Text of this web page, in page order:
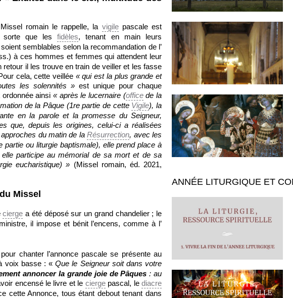
romain le rappelle, la vigilepascale est
sorte que lesfidèles, tenant en main leurs
semblables selon la recommandation de l’
à ces hommes et femmes qui attendent leur
retour il les trouve en train de veiller et les fasse
cela, cette veillée « qui est la plus grande et
les solennités » est unique pour chaque
ainsi « après le lucernaire (officede la
de la Pâque (1repartie de cette Vigile), la
en la parole et la promesse du Seigneur,
que, depuis les origines, celui-ci a réalisées
du matin de laRésurrection, avec les
partie ou liturgie baptismale), elle prend place à
participe au mémorial de sa mort et de sa
eucharistique) » (Missel romain, éd. 2021,
Missel
cierge a été déposé sur un grand chandelier ; le
il impose et bénit l’encens, comme à l’
chanter l’annonce pascale se présente au
voix basse : «Que le Seigneur soit dans votre
annoncer la grande joie de Pâques : au
encensé le livre et le ciergepascal, lediacre
cette Annonce, tous étant debout tenant dans
ANNÉE LITURGIQUE ET